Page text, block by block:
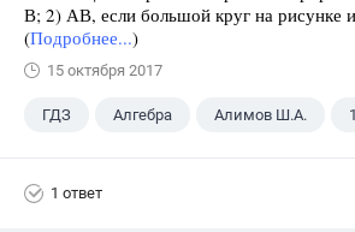
В; 2) АВ, если большой круг на рисунке
(Подробнее...)
15 октября 2017
ГДЗ Алгебра Алимов Ш.А.
1 ответ